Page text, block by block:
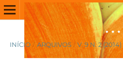
INÍCIO / ARQUIVOS / V. 9 N. 2 (2014)